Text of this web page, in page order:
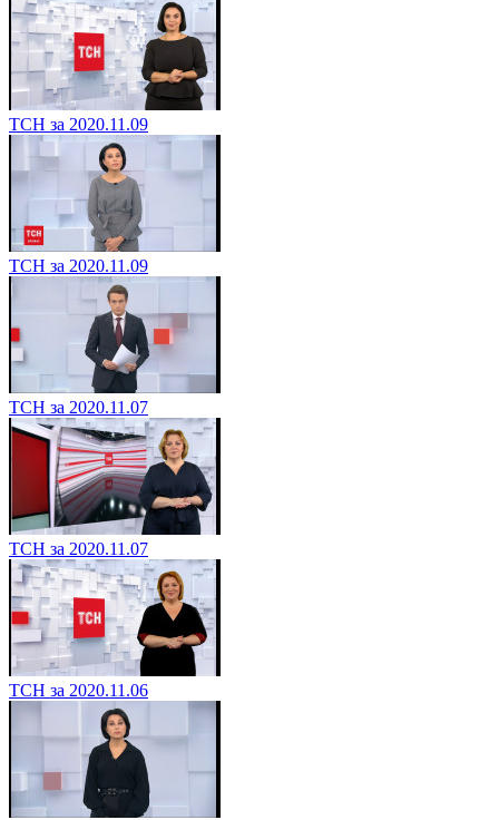
ТСН за 2020.11.09
ТСН за 2020.11.09
ТСН за 2020.11.07
ТСН за 2020.11.07
ТСН за 2020.11.06